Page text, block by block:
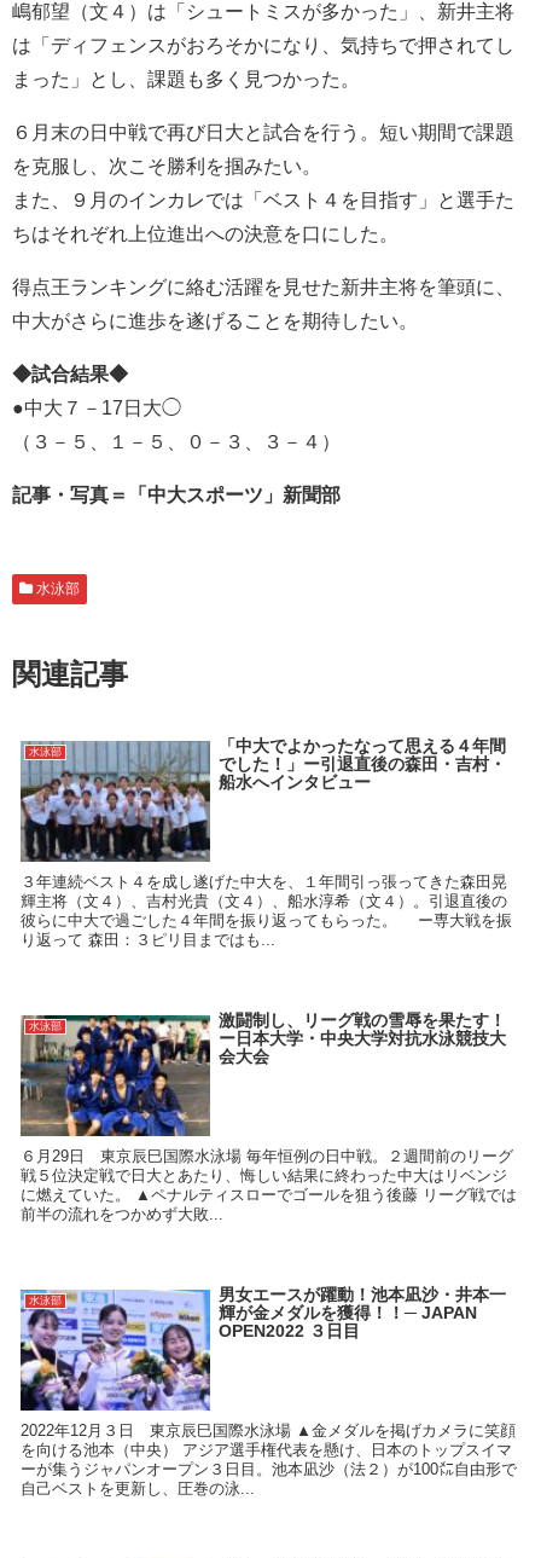
嶋郁望（文４）は「シュートミスが多かった」、新井主将
は「ディフェンスがおろそかになり、気持ちで押されてし
まった」とし、課題も多く見つかった。
６月末の日中戦で再び日大と試合を行う。短い期間で課題
を克服し、次こそ勝利を掴みたい。
また、９月のインカレでは「ベスト４を目指す」と選手た
ちはそれぞれ上位進出への決意を口にした。
得点王ランキングに絡む活躍を見せた新井主将を筆頭に、
中大がさらに進歩を遂げることを期待したい。
◆試合結果◆
●中大７－17日大◯
（３－５、１－５、０－３、３－４）
記事・写真＝「中大スポーツ」新聞部
水泳部
関連記事
水泳部
「中大でよかったなって思える４年間
でした！」ー引退直後の森田・吉村・
船水へインタビュー
３年連続ベスト４を成し遂げた中大を、１年間引っ張ってきた森田晃
輝主将（文４）、吉村光貴（文４）、船水淳希（文４）。引退直後の
彼らに中大で過ごした４年間を振り返ってもらった。 ー専大戦を振
り返って 森田：３ピリ目まではも...
水泳部
激闘制し、リーグ戦の雪辱を果たす！
ー日本大学・中央大学対抗水泳競技大
会大会
６月29日 東京辰巳国際水泳場 毎年恒例の日中戦。２週間前のリーグ
戦５位決定戦で日大とあたり、悔しい結果に終わった中大はリベンジ
に燃えていた。 ▲ペナルティスローでゴールを狙う後藤 リーグ戦では
前半の流れをつかめず大敗...
水泳部
男女エースが躍動！池本凪沙・井本一
輝が金メダルを獲得！！─ JAPAN
OPEN2022 ３日目
2022年12月３日 東京辰巳国際水泳場 ▲金メダルを掲げカメラに笑顔
を向ける池本（中央） アジア選手権代表を懸け、日本のトップスイマ
ーが集うジャパンオープン３日目。池本凪沙（法２）が100㍍自由形で
自己ベストを更新し、圧巻の泳...